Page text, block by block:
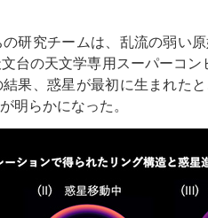
研究チームは、乱流の弱い
台の天文学専用スーパーコ
果、惑星が最初に生まれた
明らかになった。